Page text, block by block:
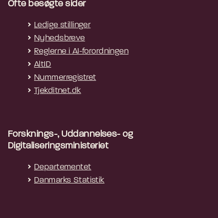
Ofte besøgte sider
Ledige stillinger
Nyhedsbreve
Reglerne i AI-forordningen
AltID
Nummerregistret
Tjekditnet.dk
Forsknings-, Uddannelses- og
Digitaliseringsministeriet
Departementet
Danmarks Statistik